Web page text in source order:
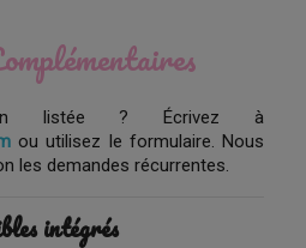
listée ? Écrivez à
ou utilisez le formulaire. Nous
les demandes récurrentes.
intégrés